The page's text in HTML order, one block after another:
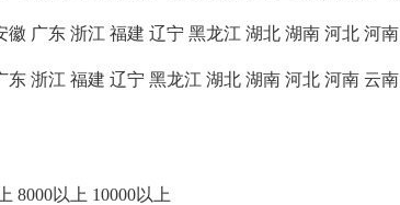
徽 广东 浙江 福建 辽宁 黑龙江 湖北 湖南 河北 河南
东 浙江 福建 辽宁 黑龙江 湖北 湖南 河北 河南 云南
8000以上 10000以上